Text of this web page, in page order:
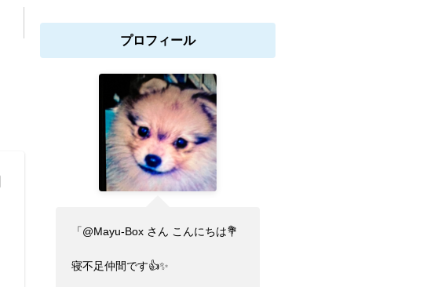
プロフィール
「@Mayu-Box さん こんにちは💐
寝不足仲間です👍✨